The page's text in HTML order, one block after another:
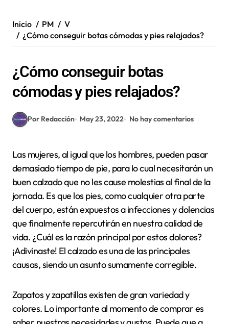
Inicio PM
V
¿Cómo conseguir botas cómodas y pies relajados?
¿Cómo conseguir botas
cómodas y pies relajados?
Por Redacción May 23, 2022 No hay comentarios
Las mujeres, al igual que los hombres, pueden pasar
demasiado tiempo de pie, para lo cual necesitarán un
buen calzado que no les cause molestias al final de la
jornada. Es que los pies, como cualquier otra parte
del cuerpo, están expuestos a infecciones y dolencias
que finalmente repercutirán en nuestra calidad de
vida. ¿Cuál es la razón principal por estos dolores?
¡Adivinaste! El calzado es una de las principales
causas, siendo un asunto sumamente corregible.
Zapatos y zapatillas existen de gran variedad y
colores. Lo importante al momento de comprar es